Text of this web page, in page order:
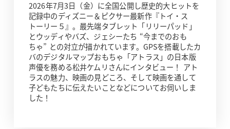
2026年7月3日（金）に全国公開し歴史的大ヒットを
記録中のディズニー＆ピクサー最新作『トイ・ス
トーリー５』。最先端タブレット「リリーパッド」
とウッディやバズ、ジェシーたち “今までのおも
ちゃ” との対立が描かれています。GPSを搭載したカ
バのデジタルマップおもちゃ「アトラス」の日本版
声優を務める松井ケムリさんにインタビュー！ アト
ラスの魅力、映画の見どころ、そして映画を通して
子どもたちに伝えたいことなどについてお伺いしま
した！